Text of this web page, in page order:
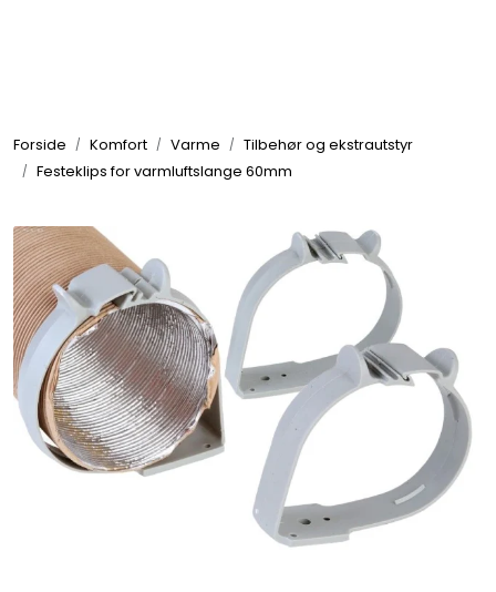
Forside Komfort Varme
Tilbehør og ekstrautstyr
Festeklips for varmluftslange 60mm
Elektrisk
Bygg/Innredning
Komfort
VVS
Motor/Styring